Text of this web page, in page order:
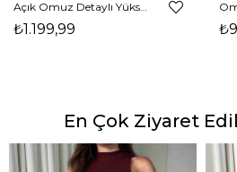
₺1.199,99
En Çok Ziyaret